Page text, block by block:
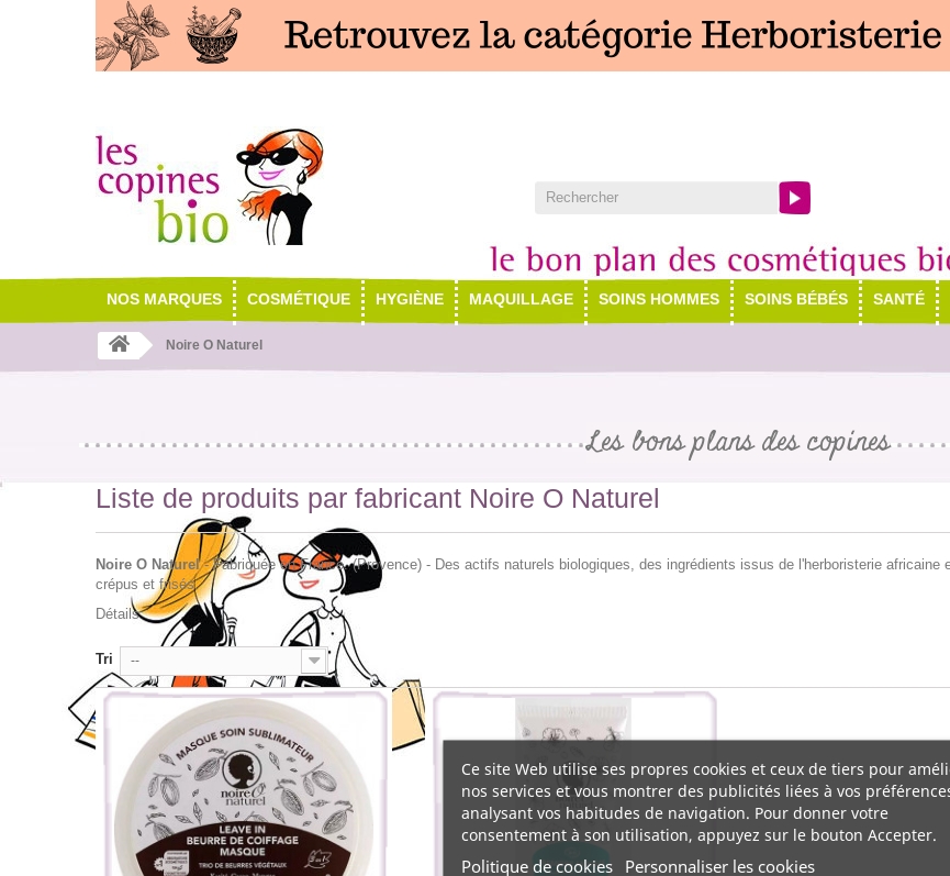
NOS MARQUES COSMÉTIQUE HYGIÈNE MAQUILLAGE SOINS HOMMES SOINS BÉBÉS SANTÉ
Noire O Naturel
Les bons plans des copines
Liste de produits par fabricant Noire O Naturel
Noire O Naturel- Fabriquée en France. (Provence) - Des actifs naturels biologiques, des ingrédients issus de l'herboristerie
crépus et frisés.
Détails
Tri --
Ce site Web utilise ses propres cookies et ceux de tiers pour
nos services et vous montrer des publicités liées à vos
analysant vos habitudes de navigation. Pour donner votre
consentement à son utilisation, appuyez sur le bouton Accepter.
Politique de cookies Personnaliser les cookies